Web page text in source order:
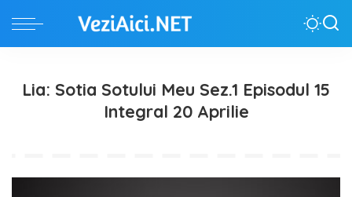
Lia: Sotia Sotului Meu Sez.1 Episodul 15
Integral 20 Aprilie